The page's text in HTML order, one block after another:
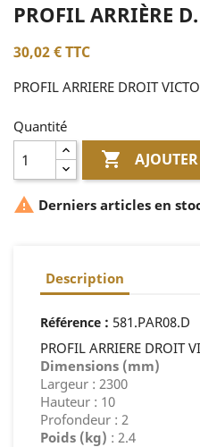
PROFIL ARRIÈRE
30,02 €TTC
PROFIL ARRIERE DROIT
Quantité

 Derniers articles en
Description
Référence : 581.PAR08.D
PROFIL ARRIERE DROIT
Dimensions (mm)
Largeur : 2300
Hauteur : 10
Profondeur : 2
Poids (kg) : 2.4